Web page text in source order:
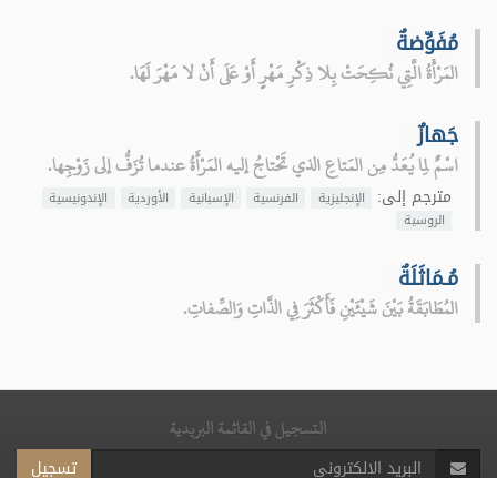
مُفَوِّضةٌ
المَرْأَةُ الَّتِي نُكِحَتْ بِلا ذِكْرِ مَهْرٍ أَوْ عَلَى أَنْ لا مَهْرَ لَهَا.
جَهازٌ
اسْمٌ لِما يُعَدُّ مِن المَتاعِ الذي تَحْتاجُ إليه المَرْأَةُ عندما تُزَفُّ إلى زَوْجِها.
مترجم إلى: الإنجليزية الفرنسية الإسبانية الأوردية
الإندونيسية
الروسية
مُـمَاثَلَةٌ
المُطَابَقَةُ بَيْنَ شَيْئَيْنِ فَأَكْثَرَ فِي الذَّاتِ وَالصِّفاتِ.
التسجيل في القائمة البريدية
تسجيل